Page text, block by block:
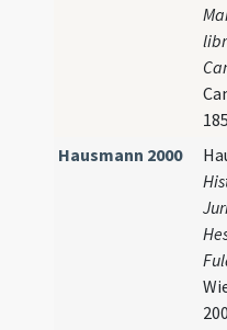
Hausmann 2000